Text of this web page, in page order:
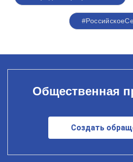
Общественная
Создать